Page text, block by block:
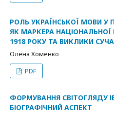
РОЛЬ УКРАЇНСЬКОЇ МОВИ У
ЯК МАРКЕРА НАЦІОНАЛЬНОЇ
1918 РОКУ ТА ВИКЛИКИ
Олена Хоменко
PDF
ФОРМУВАННЯ СВІТОГЛЯДУ
БІОГРАФІЧНИЙ АСПЕКТ